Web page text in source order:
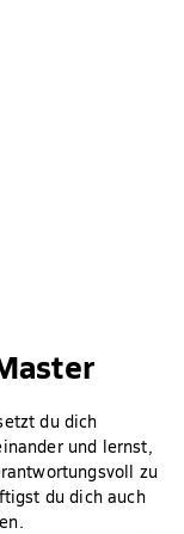
du dich
und lernst,
zu
du dich auch